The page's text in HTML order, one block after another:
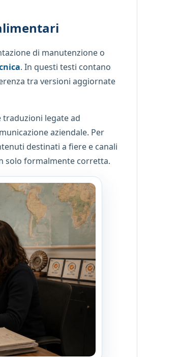
di manutenzione o
. In questi testi contano
tra versioni aggiornate
legate ad
aziendale. Per
destinati a fiere e canali
solo formalmente corretta.